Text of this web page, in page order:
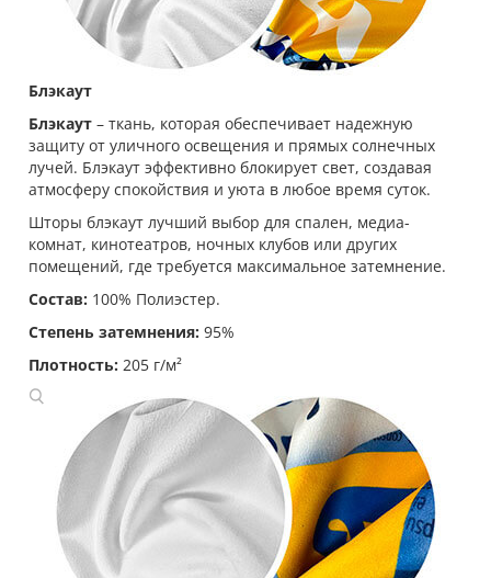
Блэкаут
Блэкаут – ткань, которая обеспечивает надежную
защиту от уличного освещения и прямых солнечных
лучей. Блэкаут эффективно блокирует свет, создавая
атмосферу спокойствия и уюта в любое время суток.
Шторы блэкаут лучший выбор для спален, медиа-
комнат, кинотеатров, ночных клубов или других
помещений, где требуется максимальное затемнение.
Состав: 100% Полиэстер.
Степень затемнения: 95%
Плотность: 205 г/м²